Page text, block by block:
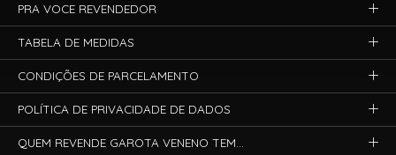
PRA VOCE REVENDEDOR
TABELA DE MEDIDAS
CONDIÇÕES DE PARCELAMENTO
POLÍTICA DE PRIVACIDADE DE DADOS
QUEM REVENDE GAROTA VENENO TEM...